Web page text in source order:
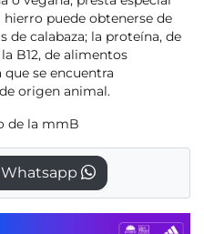
puede obtenerse de
de calabaza; la proteína, de
B12, de alimentos
se encuentra
origen animal.
de la mmB